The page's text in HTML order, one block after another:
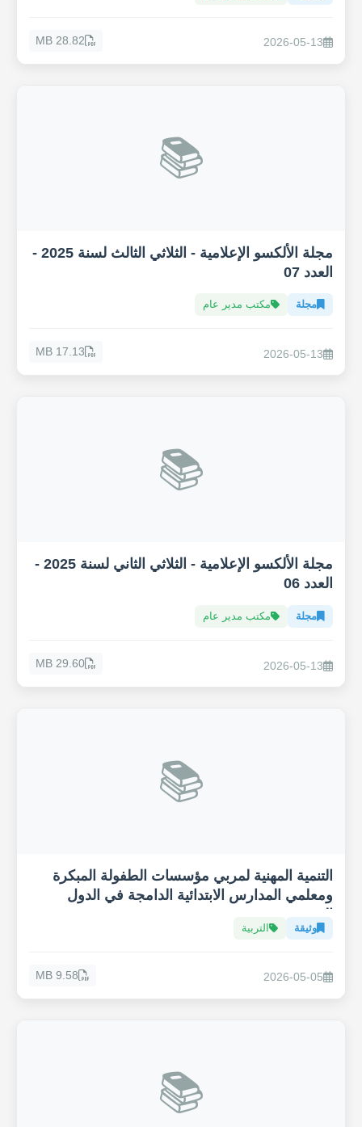
2026-05-13
28.82 MB
📚
مجلة الألكسو الإعلامية - الثلاثي الثالث لسنة 2025 -
العدد 07
مجلة مكتب مدير عام
2026-05-13
17.13 MB
📚
مجلة الألكسو الإعلامية - الثلاثي الثاني لسنة 2025 -
العدد 06
مجلة مكتب مدير عام
2026-05-13
29.60 MB
📚
التنمية المهنية لمربي مؤسسات الطفولة المبكرة
ومعلمي المدارس الابتدائية الدامجة في الدول
وثيقة التربية
2026-05-05
9.58 MB
📚